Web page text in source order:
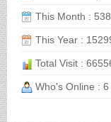
BALO
This Month :
This Year :
Total Visit :
Who's Online : 6